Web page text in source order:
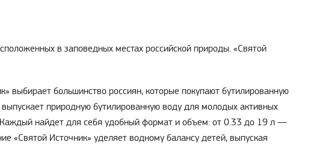
в заповедных местах российской природы. «Святой
выбирает большинство россиян, которые покупают бутилированную
природную бутилированную воду для молодых активных
Каждый найдет для себя удобный формат и объем: от 0.33 до 19 л —
«Святой Источник» уделяет водному балансу детей, выпуская